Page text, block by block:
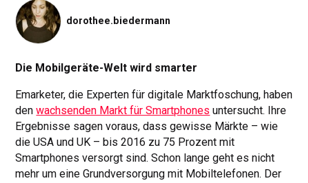
dorothee.biedermann
Die Mobilgeräte-Welt wird smarter
Emarketer, die Experten für digitale Marktfoschung, haben
denwachsenden Markt für Smartphones untersucht. Ihre
Ergebnisse sagen voraus, dass gewisse Märkte – wie
die USA und UK – bis 2016 zu 75 Prozent mit
Smartphones versorgt sind. Schon lange geht es nicht
mehr um eine Grundversorgung mit Mobiltelefonen. Der